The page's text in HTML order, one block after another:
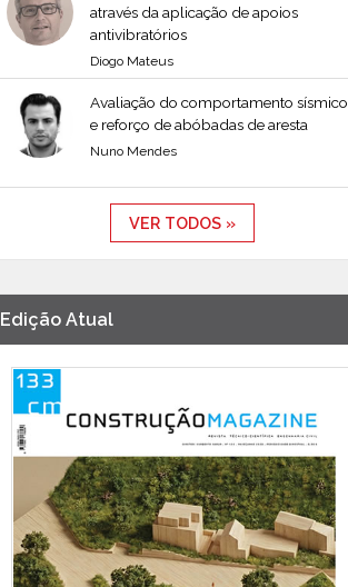
através da aplicação de apoios
antivibratórios
Diogo Mateus
Avaliação do comportamento sísmico
e reforço de abóbadas de aresta
Nuno Mendes
VER TODOS »
Edição Atual